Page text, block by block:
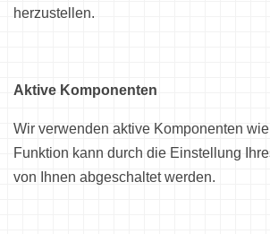
herzustellen.
Aktive Komponenten
Wir verwenden aktive Komponenten
Funktion kann durch die Einstellung
von Ihnen abgeschaltet werden.